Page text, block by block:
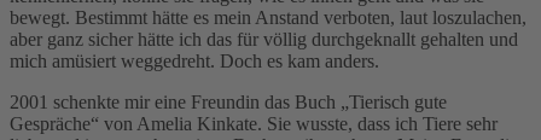
bewegt. Bestimmt hätte es mein Anstand verboten, laut loszulachen,
aber ganz sicher hätte ich das für völlig durchgeknallt gehalten und
mich amüsiert weggedreht. Doch es kam anders.
2001 schenkte mir eine Freundin das Buch „Tierisch gute
Gespräche“ von Amelia Kinkate. Sie wusste, dass ich Tiere sehr